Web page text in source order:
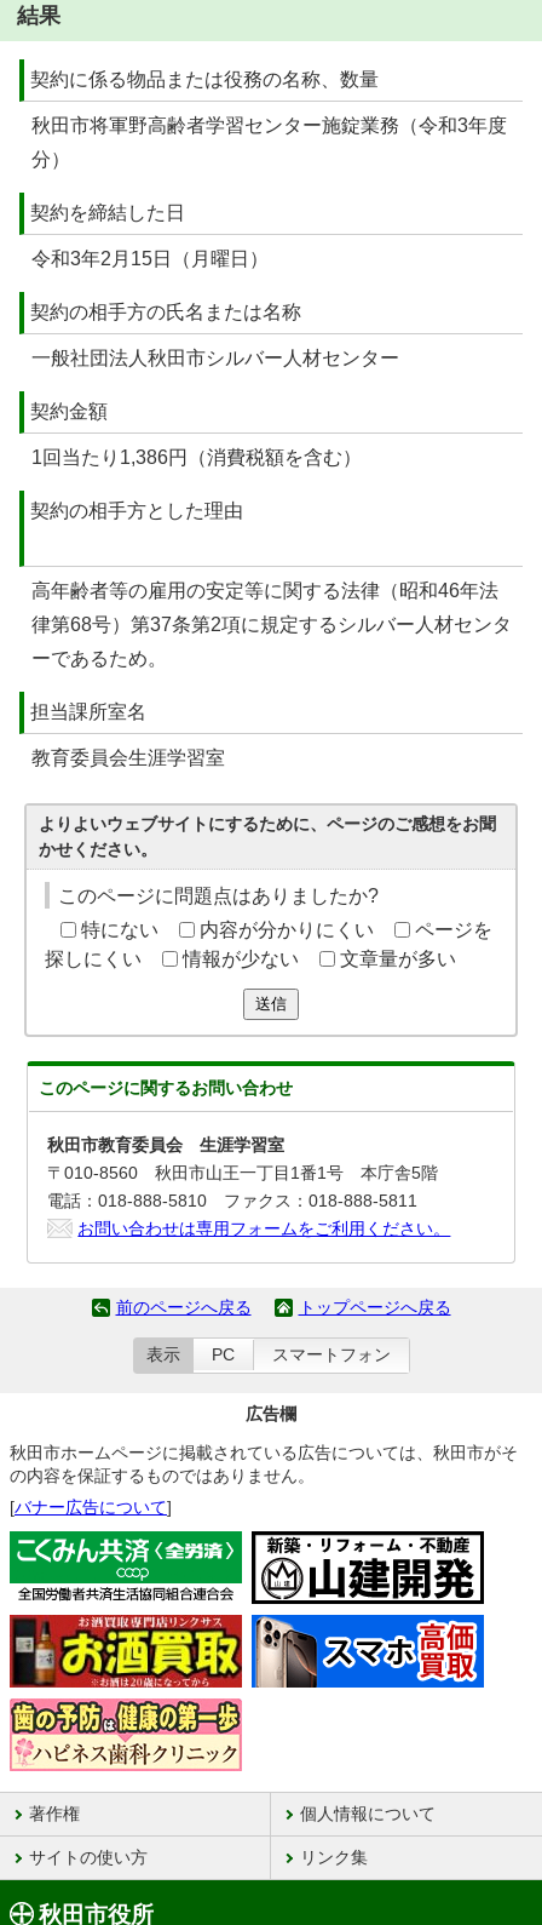
結果
契約に係る物品または役務の名称、数量
秋田市将軍野高齢者学習センター施錠業務（令和3年度
分）
契約を締結した日
令和3年2月15日（月曜日）
契約の相手方の氏名または名称
一般社団法人秋田市シルバー人材センター
契約金額
1回当たり1,386円（消費税額を含む）
契約の相手方とした理由
高年齢者等の雇用の安定等に関する法律（昭和46年法
律第68号）第37条第2項に規定するシルバー人材センタ
ーであるため。
担当課所室名
教育委員会生涯学習室
よりよいウェブサイトにするために、ページのご感想をお聞
かせください。
このページに問題点はありましたか?
特にない
内容が分かりにくい
ページを
探しにくい
情報が少ない 文章量が多い
送信
このページに関するお問い合わせ
秋田市教育委員会 生涯学習室
〒010-8560 秋田市山王一丁目1番1号 本庁舎5階
電話：018-888-5810 ファクス：018-888-5811
お問い合わせは専用フォームをご利用ください。
前のページへ戻る トップページへ戻る
表示 PC スマートフォン
広告欄
秋田市ホームページに掲載されている広告については、秋田市がそ
の内容を保証するものではありません。
[バナー広告について]
著作権 個人情報について
サイトの使い方 リンク集
秋田市役所